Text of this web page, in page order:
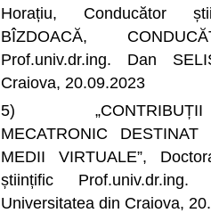
Horațiu, Conducător
BÎZDOACĂ,
Prof.univ.dr.ing. Dan
Craiova, 20.09.2023
5) „CONTRIBUȚII LA
MECATRONIC
MEDII VIRTUALE”,
științific Prof.univ.dr.ing.
Universitatea din Craiova,